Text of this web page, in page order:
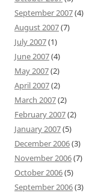
September 2007(4)
August 2007(7)
July 2007(1)
June 2007(4)
May 2007(2)
April 2007(2)
March 2007(2)
February 2007(2)
January 2007(5)
December 2006(3)
November 2006(7)
October 2006(5)
September 2006(3)